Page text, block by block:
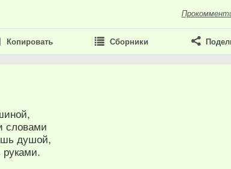
Копировать Сборники
словами
душой,
руками.